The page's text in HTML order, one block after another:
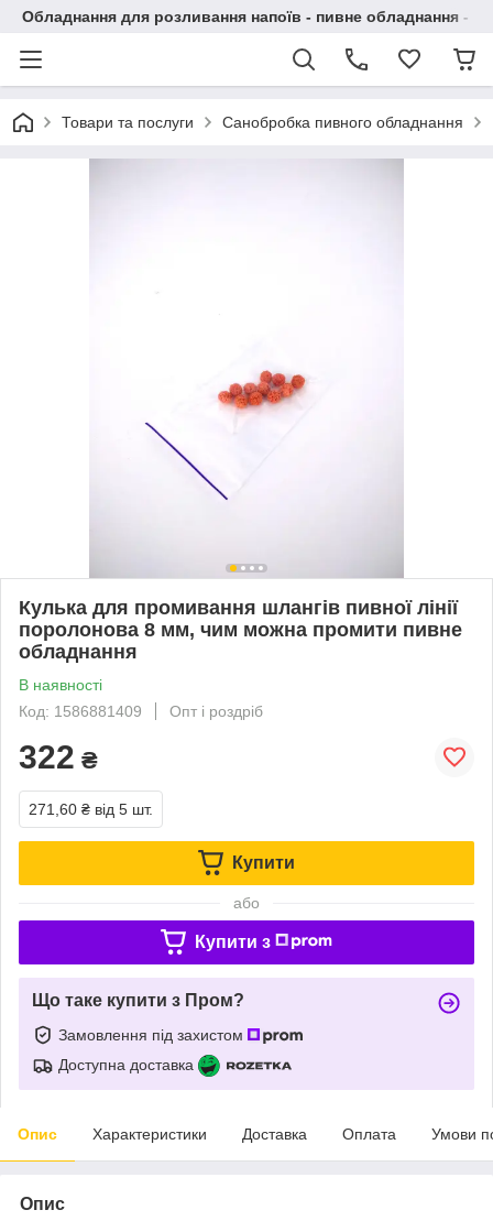
Обладнання для розливання напоїв - пивне обладнання - в
Товари та послуги Санобробка пивного обладнання
Кулька для промивання шлангів пивної лінії
поролонова 8 мм, чим можна промити пивне
обладнання
В наявності
Код: 1586881409
Опт і роздріб
322 ₴
271,60 ₴ від 5 шт.
Купити
або
Купити з
Що таке купити з Пром?
Замовлення під захистом
Доступна доставка
Опис Характеристики Доставка Оплата Умови
Опис